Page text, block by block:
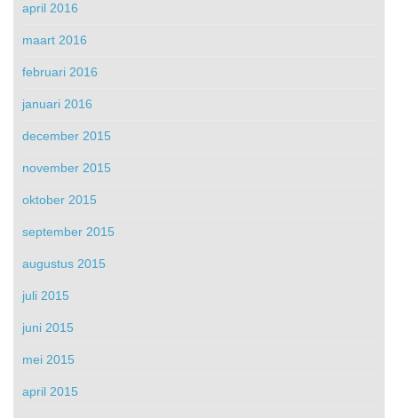
april 2016
maart 2016
februari 2016
januari 2016
december 2015
november 2015
oktober 2015
september 2015
augustus 2015
juli 2015
juni 2015
mei 2015
april 2015